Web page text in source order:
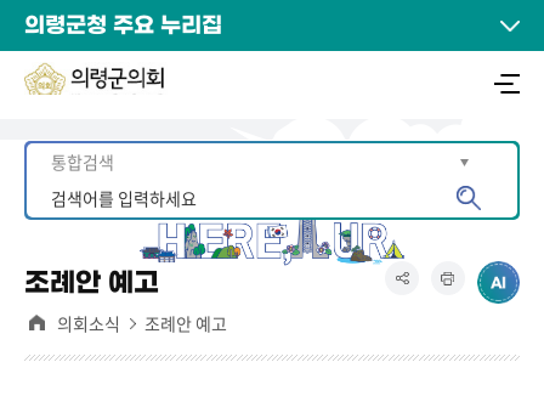
의령군청 주요 누리집
조례안 예고
의회소식 조례안 예고